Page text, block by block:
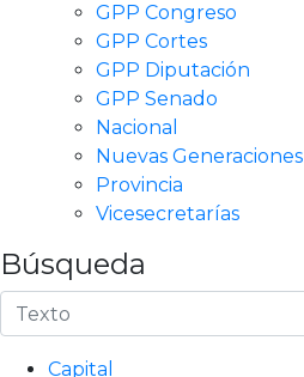
GPP Congreso
GPP Cortes
GPP Diputación
GPP Senado
Nacional
Nuevas Generaciones
Provincia
Vicesecretarías
Búsqueda
Capital